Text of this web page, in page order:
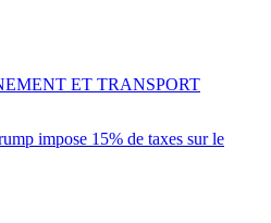
impose 15% de taxes sur le
ET TRANSPORT